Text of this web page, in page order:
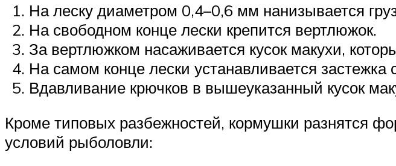
На леску диаметром 0,4–0,6 мм нанизывается
На свободном конце лески крепится вертлюжок.
За вертлюжком насаживается кусок макухи,
На самом конце лески устанавливается застежка
Вдавливание крючков в вышеуказанный кусок
Кроме типовых разбежностей, кормушки разнятся
условий рыболовли: